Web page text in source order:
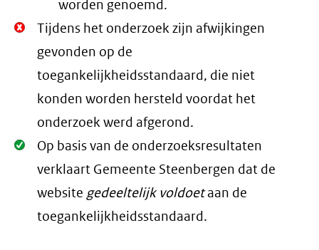
worden genoemd.
Niet
Oké.
Tijdens het onderzoek zijn afwijkingen
gevonden op de
toegankelijkheidsstandaard, die niet
konden worden hersteld voordat het
onderzoek werd afgerond.
Oké.
Op basis van de onderzoeksresultaten
verklaart Gemeente Steenbergen dat de
websitegedeeltelijk voldoetaan de
toegankelijkheidsstandaard.